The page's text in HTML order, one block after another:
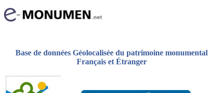
Base de données Géolocalisée du patrimoine monumental
Français et Étranger